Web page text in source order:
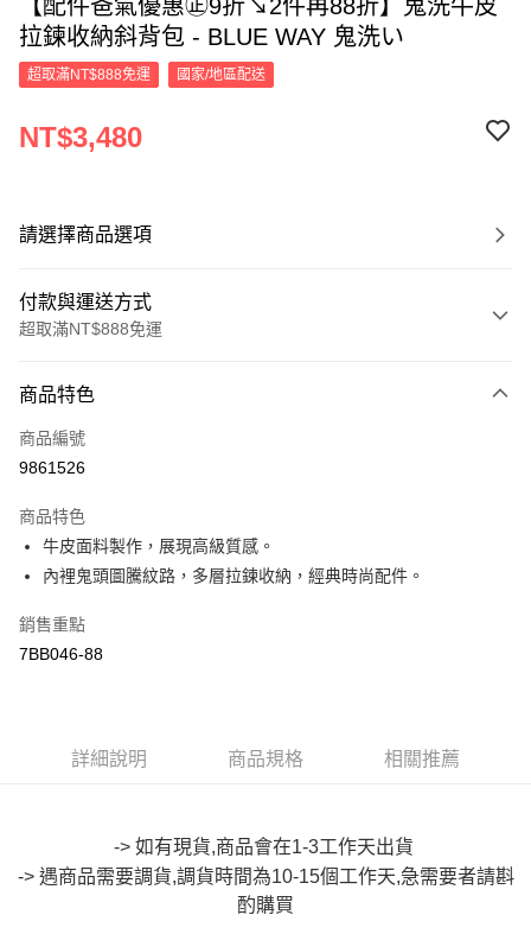
【配件爸氣優惠㊣9折↘2件再88折】鬼洗牛皮
拉鍊收納斜背包 - BLUE WAY 鬼洗い
超取滿NT$888免運 國家/地區配送
NT$3,480
請選擇商品選項
付款與運送方式
超取滿NT$888免運
信用卡一次付款
超商取貨付款
Apple Pay
街口支付
悠遊付
大哥付你分期
1.本服務由台灣大哥大提供，台灣大哥大用戶可立即使用無須另外申請。
2.付款方式選擇「大哥付你分期」，訂單成立後會自動跳轉到大哥付的交易
流程，驗證手機門號後，選擇欲分期的期數、繳款截止日，確認付款後即完
相關說明
【關於「AFTEE先享後付」】
AFTEE先享後付是「在收到商品之後才付款」的支付方式。 讓您購物簡單
商品特色
商品編號
9861526
商品特色
牛皮面料製作，展現高級質感。
內裡鬼頭圖騰紋路，多層拉鍊收納，經典時尚配件。
銷售重點
7BB046-88
詳細說明 商品規格 相關推薦
-> 如有現貨,商品會在1-3工作天出貨
-> 遇商品需要調貨,調貨時間為10-15個工作天,急需要者請斟
酌購買